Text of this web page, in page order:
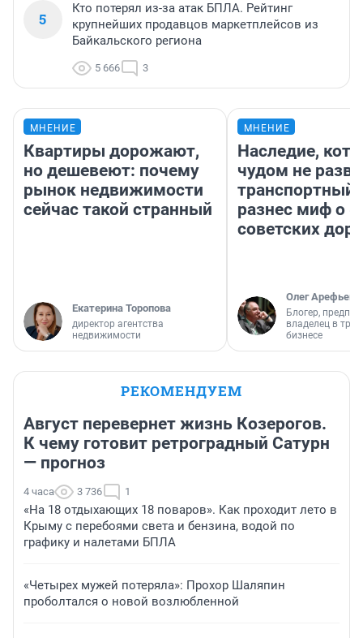
5
Кто потерял из-за атак БПЛА. Рейтинг
крупнейших продавцов маркетплейсов из
Байкальского региона
5 666 3
МНЕНИЕ
Квартиры дорожают,
но дешевеют: почему
рынок недвижимости
сейчас такой странный
Екатерина Торопова
директор агентства
недвижимости
МНЕНИЕ
Наследие,
чудом не
транспортный
разнес миф о
советских
Олег Арефьев
Блогер,
владелец в
бизнесе
РЕКОМЕНДУЕМ
Август перевернет жизнь Козерогов.
К чему готовит ретроградный Сатурн
— прогноз
4 часа 3 736 1
«На 18 отдыхающих 18 поваров». Как проходит лето в
Крыму с перебоями света и бензина, водой по
графику и налетами БПЛА
«Четырех мужей потеряла»: Прохор Шаляпин
проболтался о новой возлюбленной